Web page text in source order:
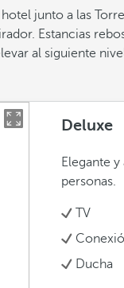
junto a las
Estancias
al siguiente
Deluxe
Elegante
personas.
TV
Ducha